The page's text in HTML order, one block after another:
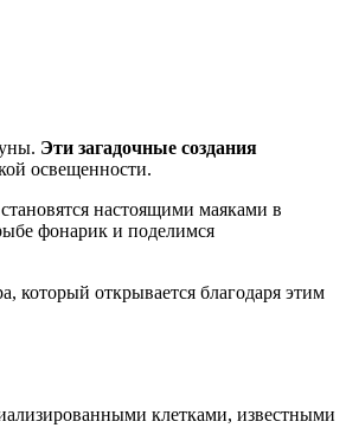
Эти загадочные создания
освещенности.
настоящими маяками в
фонарик и поделимся
который открывается благодаря этим
клетками, известными